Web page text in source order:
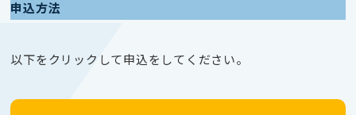
申込方法
以下をクリックして申込をしてください。